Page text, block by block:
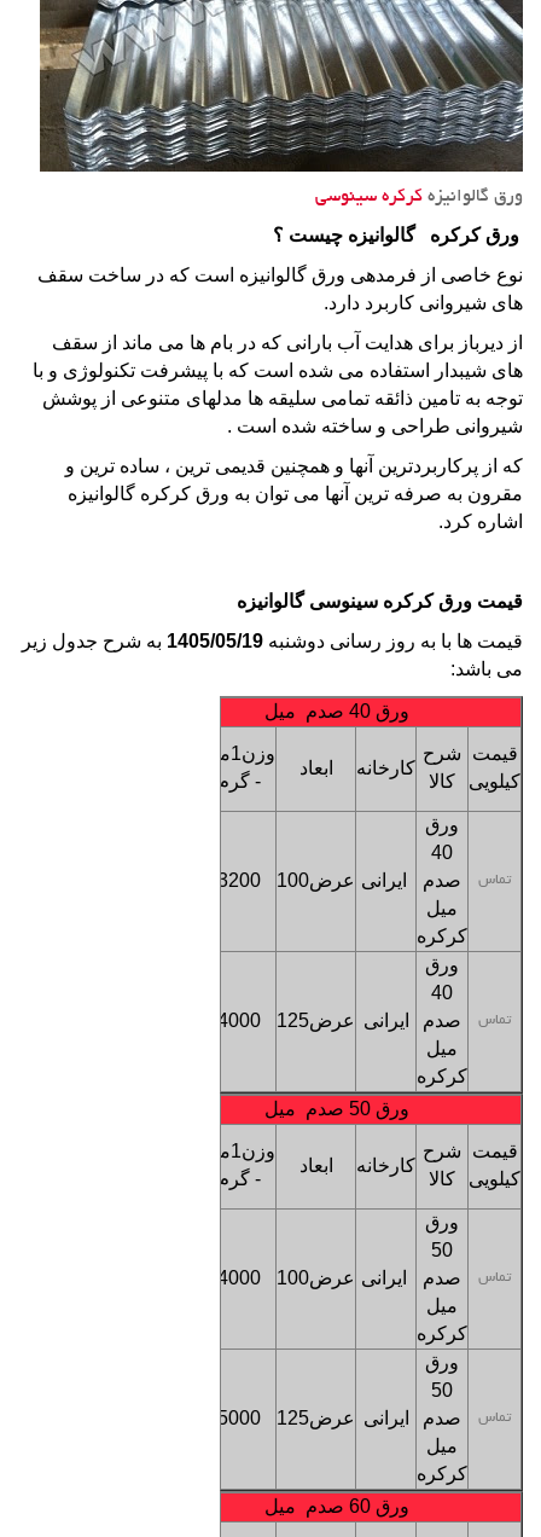
ورق گالوانیزه کرکره سینوسی
ورق کرکره گالوانیزه چیست ؟
نوع خاصی از فرمدهی ورق گالوانیزه است که در ساخت سقف
های شیروانی کاربرد دارد.
از دیرباز برای هدایت آب بارانی که در بام ها می ماند از سقف
های شیبدار استفاده می شده است که با پیشرفت تکنولوژی و با
توجه به تامین ذائقه تمامی سلیقه ها مدلهای متنوعی از پوشش
شیروانی طراحی و ساخته شده است .
که از پرکاربردترین آنها و همچنین قدیمی ترین ، ساده ترین و
مقرون به صرفه ترین آنها می توان به ورق کرکره گالوانیزه
اشاره کرد.
قیمت ورق کرکره سینوسی گالوانیزه
قیمت ها با به روز رسانی دوشنبه 1405/05/19 به شرح جدول زیر
می باشد:
ورق 40 صدم میل
قیمت
کیلویی
شرح
کالا
کارخانه ابعاد
وزن1متر
- گرم
تماس
ورق
40
صدم
میل
کرکره
ایرانی عرض100 3200
تماس
ورق
40
صدم
میل
کرکره
ایرانی عرض125 4000
ورق 50 صدم میل
قیمت
کیلویی
شرح
کالا
کارخانه ابعاد
وزن1متر
- گرم
تماس
ورق
50
صدم
میل
کرکره
ایرانی عرض100 4000
تماس
ورق
50
صدم
میل
کرکره
ایرانی عرض125 5000
ورق 60 صدم میل